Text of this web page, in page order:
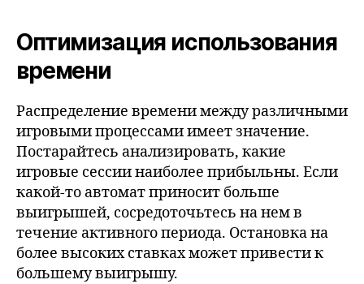
Оптимизация использования
времени
Распределение времени между различными
игровыми процессами имеет значение.
Постарайтесь анализировать, какие
игровые сессии наиболее прибыльны. Если
какой-то автомат приносит больше
выигрышей, сосредоточьтесь на нем в
течение активного периода. Остановка на
более высоких ставках может привести к
большему выигрышу.